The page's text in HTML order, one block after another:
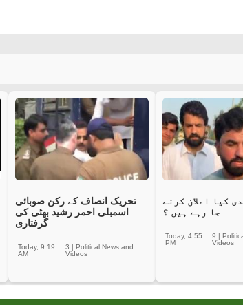
تحریک انصاف کے رکن صوبائی
اسمبلی احمر رشید بھٹی کی
گرفتاری
3 | Political News and
Videos
Today, 9:19
AM
کیا اعلان کرنے
جا رہے ہیں ؟
9 |
Videos
Today, 4:55
PM